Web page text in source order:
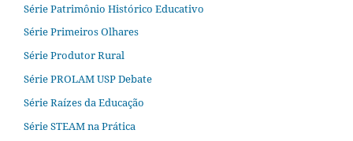
Série Patrimônio Histórico Educativo
Série Primeiros Olhares
Série Produtor Rural
Série PROLAM USP Debate
Série Raízes da Educação
Série STEAM na Prática